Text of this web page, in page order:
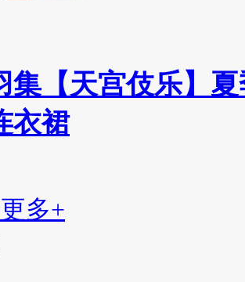
集【天宫伎乐】
衣裙
多+